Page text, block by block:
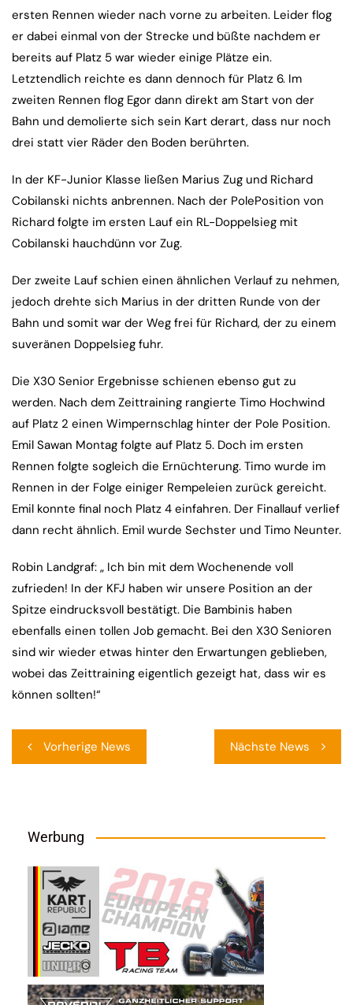
ersten Rennen wieder nach vorne zu arbeiten. Leider flog
er dabei einmal von der Strecke und büßte nachdem er
bereits auf Platz 5 war wieder einige Plätze ein.
Letztendlich reichte es dann dennoch für Platz 6. Im
zweiten Rennen flog Egor dann direkt am Start von der
Bahn und demolierte sich sein Kart derart, dass nur noch
drei statt vier Räder den Boden berührten.
In der KF-Junior Klasse ließen Marius Zug und Richard
Cobilanski nichts anbrennen. Nach der PolePosition von
Richard folgte im ersten Lauf ein RL-Doppelsieg mit
Cobilanski hauchdünn vor Zug.
Der zweite Lauf schien einen ähnlichen Verlauf zu nehmen,
jedoch drehte sich Marius in der dritten Runde von der
Bahn und somit war der Weg frei für Richard, der zu einem
suveränen Doppelsieg fuhr.
Die X30 Senior Ergebnisse schienen ebenso gut zu
werden. Nach dem Zeittraining rangierte Timo Hochwind
auf Platz 2 einen Wimpernschlag hinter der Pole Position.
Emil Sawan Montag folgte auf Platz 5. Doch im ersten
Rennen folgte sogleich die Ernüchterung. Timo wurde im
Rennen in der Folge einiger Rempeleien zurück gereicht.
Emil konnte final noch Platz 4 einfahren. Der Finallauf verlief
dann recht ähnlich. Emil wurde Sechster und Timo Neunter.
Robin Landgraf: „ Ich bin mit dem Wochenende voll
zufrieden! In der KFJ haben wir unsere Position an der
Spitze eindrucksvoll bestätigt. Die Bambinis haben
ebenfalls einen tollen Job gemacht. Bei den X30 Senioren
sind wir wieder etwas hinter den Erwartungen geblieben,
wobei das Zeittraining eigentlich gezeigt hat, dass wir es
können sollten!“
Vorherige News Nächste News
Werbung